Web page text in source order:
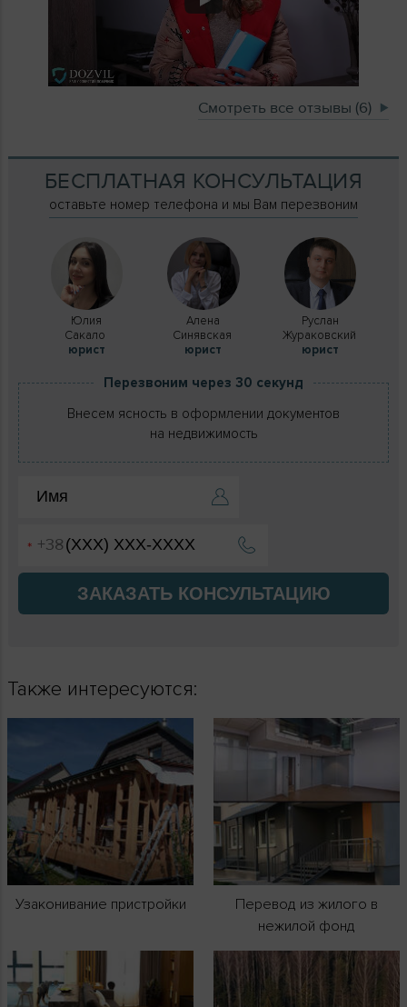
Смотреть все отзывы (6)
БЕСПЛАТНАЯ КОНСУЛЬТАЦИЯ
оставьте номер телефона и мы Вам перезвоним
Юлия
Сакало
юрист
Алена
Синявская
юрист
Руслан
Жураковский
юрист
Перезвоним через 30 секунд
Внесем ясность в оформлении документов
на недвижимость
ЗАКАЗАТЬ КОНСУЛЬТАЦИЮ
Также интересуются:
Узаконивание пристройки
Перевод из жилого в
нежилой фонд